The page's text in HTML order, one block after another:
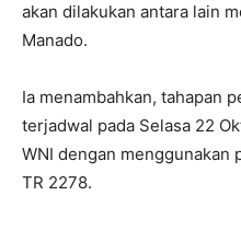
akan dilakukan antara lain
Manado.
Ia menambahkan, tahapan
terjadwal pada Selasa 22
WNI dengan menggunakan
TR 2278.